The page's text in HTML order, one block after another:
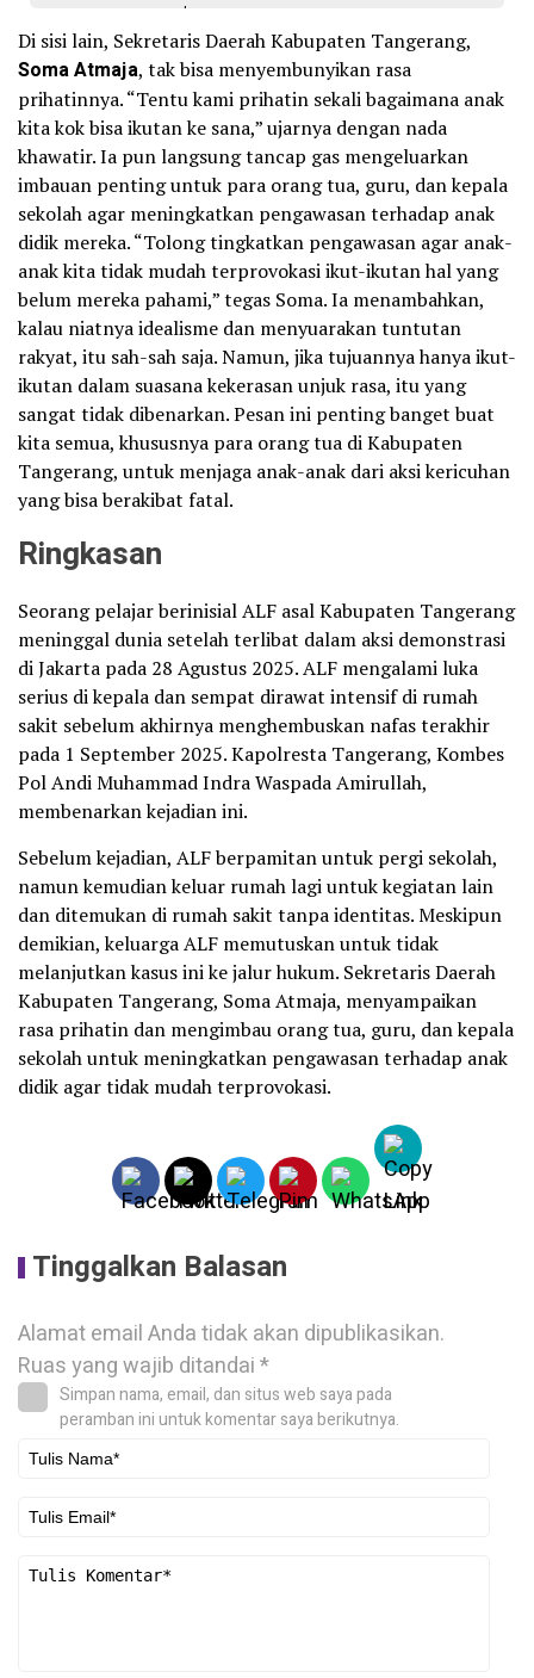
Di sisi lain, Sekretaris Daerah Kabupaten Tangerang,
Soma Atmaja, tak bisa menyembunyikan rasa
prihatinnya. “Tentu kami prihatin sekali bagaimana anak
kita kok bisa ikutan ke sana,” ujarnya dengan nada
khawatir. Ia pun langsung tancap gas mengeluarkan
imbauan penting untuk para orang tua, guru, dan kepala
sekolah agar meningkatkan pengawasan terhadap anak
didik mereka. “Tolong tingkatkan pengawasan agar anak-
anak kita tidak mudah terprovokasi ikut-ikutan hal yang
belum mereka pahami,” tegas Soma. Ia menambahkan,
kalau niatnya idealisme dan menyuarakan tuntutan
rakyat, itu sah-sah saja. Namun, jika tujuannya hanya ikut-
ikutan dalam suasana kekerasan unjuk rasa, itu yang
sangat tidak dibenarkan. Pesan ini penting banget buat
kita semua, khususnya para orang tua di Kabupaten
Tangerang, untuk menjaga anak-anak dari aksi kericuhan
yang bisa berakibat fatal.
Ringkasan
Seorang pelajar berinisial ALF asal Kabupaten Tangerang
meninggal dunia setelah terlibat dalam aksi demonstrasi
di Jakarta pada 28 Agustus 2025. ALF mengalami luka
serius di kepala dan sempat dirawat intensif di rumah
sakit sebelum akhirnya menghembuskan nafas terakhir
pada 1 September 2025. Kapolresta Tangerang, Kombes
Pol Andi Muhammad Indra Waspada Amirullah,
membenarkan kejadian ini.
Sebelum kejadian, ALF berpamitan untuk pergi sekolah,
namun kemudian keluar rumah lagi untuk kegiatan lain
dan ditemukan di rumah sakit tanpa identitas. Meskipun
demikian, keluarga ALF memutuskan untuk tidak
melanjutkan kasus ini ke jalur hukum. Sekretaris Daerah
Kabupaten Tangerang, Soma Atmaja, menyampaikan
rasa prihatin dan mengimbau orang tua, guru, dan kepala
sekolah untuk meningkatkan pengawasan terhadap anak
didik agar tidak mudah terprovokasi.
Tinggalkan Balasan
Alamat email Anda tidak akan dipublikasikan.
Ruas yang wajib ditandai*
Simpan nama, email, dan situs web saya pada
peramban ini untuk komentar saya berikutnya.